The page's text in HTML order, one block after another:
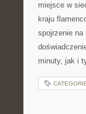
miejsce w
kraju
spojrzenie na
minuty, jak i